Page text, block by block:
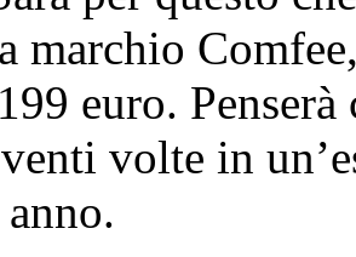
marchio
euro.
volte in